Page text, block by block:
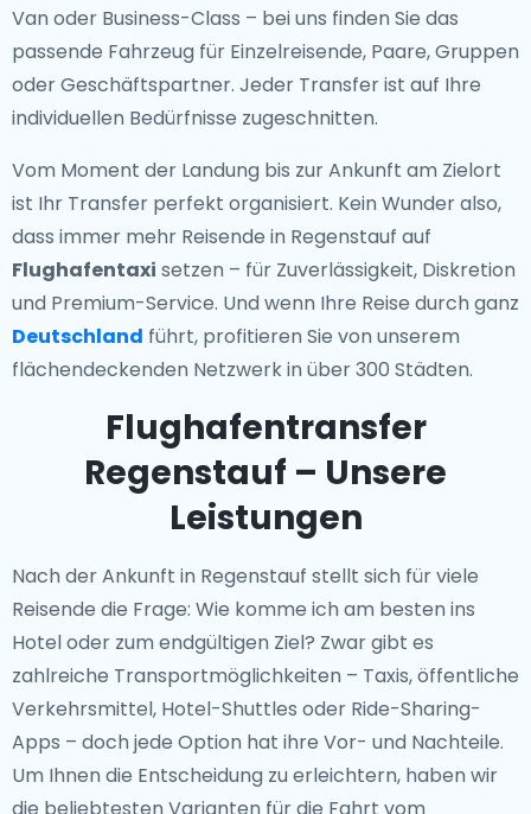
Van oder Business-Class – bei uns finden Sie das
passende Fahrzeug für Einzelreisende, Paare, Gruppen
oder Geschäftspartner. Jeder Transfer ist auf Ihre
individuellen Bedürfnisse zugeschnitten.
Vom Moment der Landung bis zur Ankunft am Zielort
ist Ihr Transfer perfekt organisiert. Kein Wunder also,
dass immer mehr Reisende in Regenstauf auf
Flughafentaxi setzen – für Zuverlässigkeit, Diskretion
und Premium-Service. Und wenn Ihre Reise durch ganz
Deutschland führt, profitieren Sie von unserem
flächendeckenden Netzwerk in über 300 Städten.
Flughafentransfer
Regenstauf – Unsere
Leistungen
Nach der Ankunft in Regenstauf stellt sich für viele
Reisende die Frage: Wie komme ich am besten ins
Hotel oder zum endgültigen Ziel? Zwar gibt es
zahlreiche Transportmöglichkeiten – Taxis, öffentliche
Verkehrsmittel, Hotel-Shuttles oder Ride-Sharing-
Apps – doch jede Option hat ihre Vor- und Nachteile.
Um Ihnen die Entscheidung zu erleichtern, haben wir